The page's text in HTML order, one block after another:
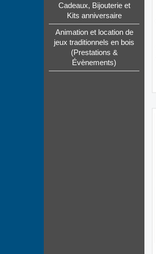
Cadeaux, Bijouterie et
Kits anniversaire
Animation et location de
jeux traditionnels en bois
(Prestations &
Évènements)